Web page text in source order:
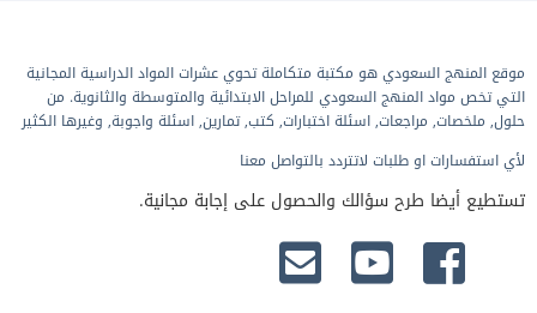
موقع المنهج السعودي هو مكتبة متكاملة تحوي عشرات المواد الدراسية المجانية
التي تخص مواد المنهج السعودي للمراحل الابتدائية والمتوسطة والثانوية. من
حلول, ملخصات, مراجعات, اسئلة اختبارات, كتب, تمارين, اسئلة واجوبة, وغيرها الكثير
لأي استفسارات او طلبات لاتتردد بالتواصل معنا
تستطيع أيضا طرح سؤالك والحصول على إجابة مجانية.